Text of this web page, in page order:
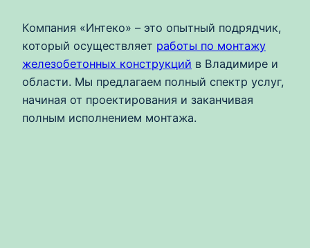
Компания «Интеко» – это опытный подрядчик,
который осуществляет работы по монтажу
железобетонных конструкций в Владимире и
области. Мы предлагаем полный спектр услуг,
начиная от проектирования и заканчивая
полным исполнением монтажа.